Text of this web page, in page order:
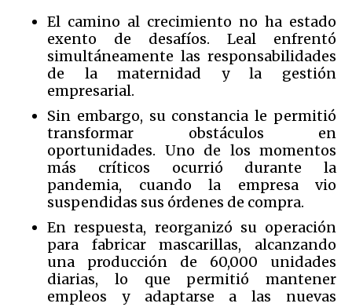
El camino al crecimiento no ha estado
exento de desafíos. Leal enfrentó
simultáneamente las responsabilidades
de la maternidad y la gestión
empresarial.
Sin embargo, su constancia le permitió
transformar obstáculos en
oportunidades. Uno de los momentos
más críticos ocurrió durante la
pandemia, cuando la empresa vio
suspendidas sus órdenes de compra.
En respuesta, reorganizó su operación
para fabricar mascarillas, alcanzando
una producción de 60,000 unidades
diarias, lo que permitió mantener
empleos y adaptarse a las nuevas